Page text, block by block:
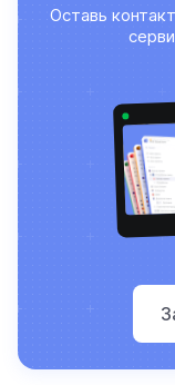
Оставь